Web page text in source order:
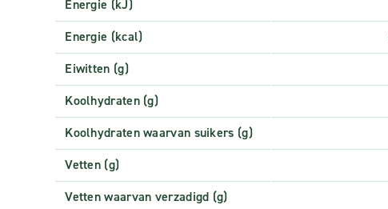
Energie (kJ)
Energie (kcal)
Eiwitten (g)
Koolhydraten (g)
Koolhydraten waarvan suikers (g)
Vetten (g)
Vetten waarvan verzadigd (g)